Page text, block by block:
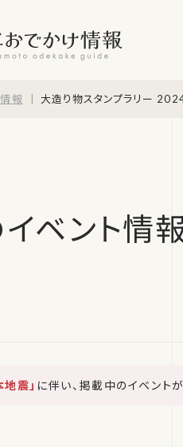
報 大造り物スタンプラリー
ベント情
震」 に伴い、掲載中のイベント